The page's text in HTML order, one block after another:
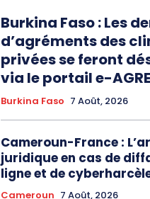
Burkina Faso : Les
d’agréments des
privées se feront
via le portail e-
Burkina Faso 7 Août, 2026
Cameroun-France :
juridique en cas de
ligne et de
Cameroun 7 Août, 2026